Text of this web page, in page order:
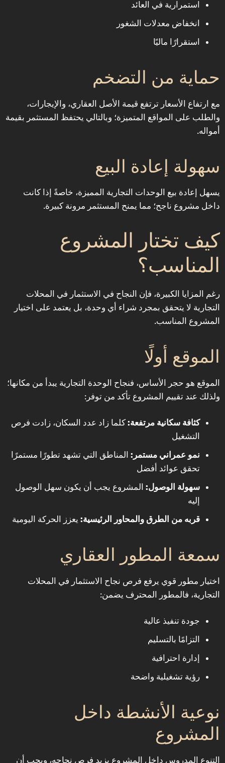
استمرارية في العائد
انخفاض معدلات الشغور
استقرارًا ماليًا
حماية من التضخم
مع ارتفاع الأسعار ترتفع قيمة الأصل العقاري، والإيجارات،
والطلب على المواقع المتميزة؛ وبالتالي يحتفظ المستثمر بقيمة
أمواله.
سهولة إعادة البيع
يسهل إعادة بيع الوحدات التجارية المميزة، خاصةً إذا كانت
داخل مشروع ناجح؛ مما يمنح المستثمر مرونة كبيرة.
كيف تختار المشروع
المناسب؟
رغم المزايا الكبيرة، فإن النجاح في الاستثمار في المحلات
التجارية لا يتحقق بمجرد شراء أي وحدة، بل يعتمد على اختيار
المشروع المناسب.
الموقع أولًا
الموقع هو حجر الأساس، فنجاح الوحدة التجارية يبدأ من مكانها؛
ولذلك عند تقييم المشروع تأكد من توفر:
كثافة سكانية مرتفعة:كلما زاد عدد السكان، زادت فرص
التشغيل
نمو عمراني مستمر: المناطق التي تشهد تطورًا مستمرًا
تحقق عوائد أفضل
سهولة الوصول: المشروع يجب أن يكون سهل الوصول
إليه
قربه من الطرق والمحاور الرئيسية: يعزز الحركة اليومية
سمعة المطور العقاري
اختيار مطور قوي يرفع فرص نجاح الاستثمار في المحلات
التجارية، فالمطور المحترف يضمن:
جودة تنفيذ عالية
التزامًا بالتسليم
إدارة احترافية
رؤية تشغيلية واضحة
نوعية الأنشطة داخل
المشروع
التنوع المدروس داخل المشروع يزيد فرص نجاحه، ويجب أن